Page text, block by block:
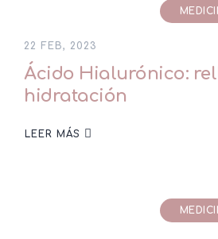
22 FEB, 2023
Ácido Hialurónico:
hidratación
LEER MÁS